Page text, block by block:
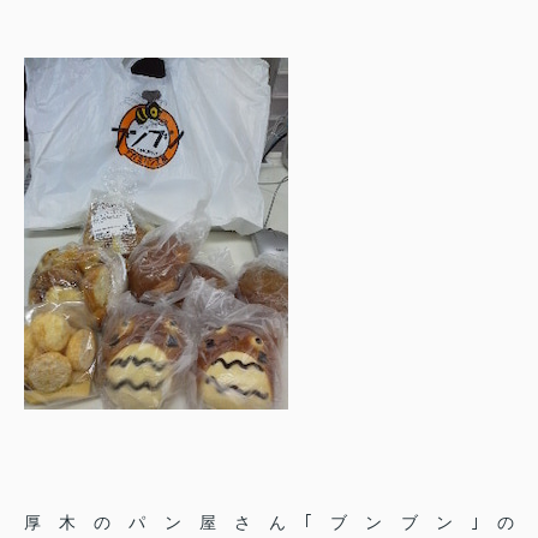
厚木のパン屋さん｢ブンブン｣の